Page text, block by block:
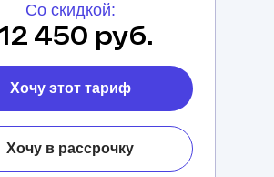
Со скидкой:
450 руб.
Хочу этот тариф
Хочу в рассрочку